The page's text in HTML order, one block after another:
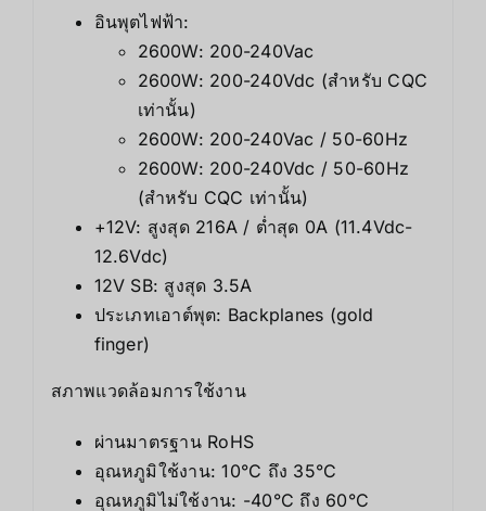
อินพุตไฟฟ้า:
2600W: 200-240Vac
2600W: 200-240Vdc (สำหรับ CQC
เท่านั้น)
2600W: 200-240Vac / 50-60Hz
2600W: 200-240Vdc / 50-60Hz
(สำหรับ CQC เท่านั้น)
+12V: สูงสุด 216A / ต่ำสุด 0A (11.4Vdc-
12.6Vdc)
12V SB: สูงสุด 3.5A
ประเภทเอาต์พุต: Backplanes (gold
finger)
สภาพแวดล้อมการใช้งาน
ผ่านมาตรฐาน RoHS
อุณหภูมิใช้งาน: 10°C ถึง 35°C
อุณหภูมิไม่ใช้งาน: -40°C ถึง 60°C